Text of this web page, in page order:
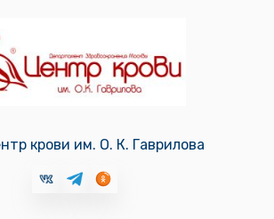
крови им. О. К. Гаврилова